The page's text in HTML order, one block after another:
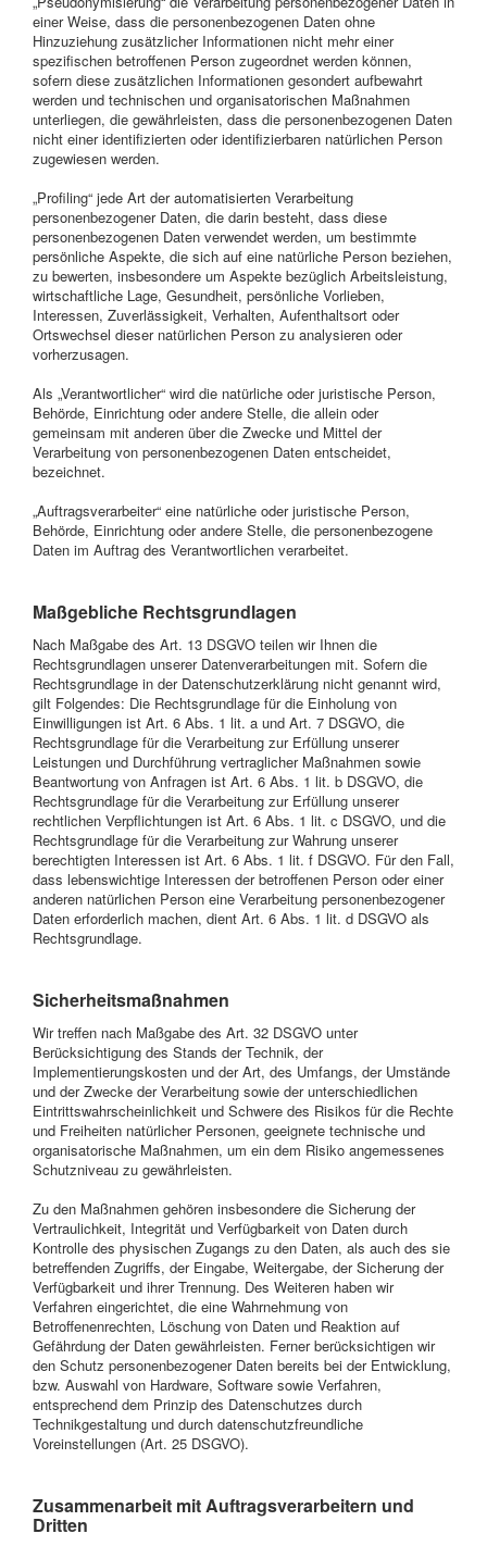
einer Weise, dass die personenbezogenen Daten ohne
Hinzuziehung zusätzlicher Informationen nicht mehr einer
spezifischen betroffenen Person zugeordnet werden können,
sofern diese zusätzlichen Informationen gesondert aufbewahrt
werden und technischen und organisatorischen Maßnahmen
unterliegen, die gewährleisten, dass die personenbezogenen Daten
nicht einer identifizierten oder identifizierbaren natürlichen Person
zugewiesen werden.
„Profiling“ jede Art der automatisierten Verarbeitung
personenbezogener Daten, die darin besteht, dass diese
personenbezogenen Daten verwendet werden, um bestimmte
persönliche Aspekte, die sich auf eine natürliche Person beziehen,
zu bewerten, insbesondere um Aspekte bezüglich Arbeitsleistung,
wirtschaftliche Lage, Gesundheit, persönliche Vorlieben,
Interessen, Zuverlässigkeit, Verhalten, Aufenthaltsort oder
Ortswechsel dieser natürlichen Person zu analysieren oder
vorherzusagen.
Als „Verantwortlicher“ wird die natürliche oder juristische Person,
Behörde, Einrichtung oder andere Stelle, die allein oder
gemeinsam mit anderen über die Zwecke und Mittel der
Verarbeitung von personenbezogenen Daten entscheidet,
bezeichnet.
„Auftragsverarbeiter“ eine natürliche oder juristische Person,
Behörde, Einrichtung oder andere Stelle, die personenbezogene
Daten im Auftrag des Verantwortlichen verarbeitet.
Maßgebliche Rechtsgrundlagen
Nach Maßgabe des Art. 13 DSGVO teilen wir Ihnen die
Rechtsgrundlagen unserer Datenverarbeitungen mit. Sofern die
Rechtsgrundlage in der Datenschutzerklärung nicht genannt wird,
gilt Folgendes: Die Rechtsgrundlage für die Einholung von
Einwilligungen ist Art. 6 Abs. 1 lit. a und Art. 7 DSGVO, die
Rechtsgrundlage für die Verarbeitung zur Erfüllung unserer
Leistungen und Durchführung vertraglicher Maßnahmen sowie
Beantwortung von Anfragen ist Art. 6 Abs. 1 lit. b DSGVO, die
Rechtsgrundlage für die Verarbeitung zur Erfüllung unserer
rechtlichen Verpflichtungen ist Art. 6 Abs. 1 lit. c DSGVO, und die
Rechtsgrundlage für die Verarbeitung zur Wahrung unserer
berechtigten Interessen ist Art. 6 Abs. 1 lit. f DSGVO. Für den Fall,
dass lebenswichtige Interessen der betroffenen Person oder einer
anderen natürlichen Person eine Verarbeitung personenbezogener
Daten erforderlich machen, dient Art. 6 Abs. 1 lit. d DSGVO als
Rechtsgrundlage.
Sicherheitsmaßnahmen
Wir treffen nach Maßgabe des Art. 32 DSGVO unter
Berücksichtigung des Stands der Technik, der
Implementierungskosten und der Art, des Umfangs, der Umstände
und der Zwecke der Verarbeitung sowie der unterschiedlichen
Eintrittswahrscheinlichkeit und Schwere des Risikos für die Rechte
und Freiheiten natürlicher Personen, geeignete technische und
organisatorische Maßnahmen, um ein dem Risiko angemessenes
Schutzniveau zu gewährleisten.
Zu den Maßnahmen gehören insbesondere die Sicherung der
Vertraulichkeit, Integrität und Verfügbarkeit von Daten durch
Kontrolle des physischen Zugangs zu den Daten, als auch des sie
betreffenden Zugriffs, der Eingabe, Weitergabe, der Sicherung der
Verfügbarkeit und ihrer Trennung. Des Weiteren haben wir
Verfahren eingerichtet, die eine Wahrnehmung von
Betroffenenrechten, Löschung von Daten und Reaktion auf
Gefährdung der Daten gewährleisten. Ferner berücksichtigen wir
den Schutz personenbezogener Daten bereits bei der Entwicklung,
bzw. Auswahl von Hardware, Software sowie Verfahren,
entsprechend dem Prinzip des Datenschutzes durch
Technikgestaltung und durch datenschutzfreundliche
Voreinstellungen (Art. 25 DSGVO).
Zusammenarbeit mit Auftragsverarbeitern und
Dritten